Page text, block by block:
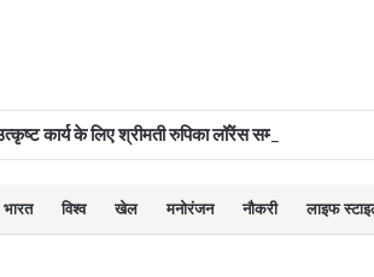
कार्य के लिए श्रीमती रुपिका लॉरेंस सम्मानित
भारत विश्व खेल मनोरंजन नौकरी लाइफ